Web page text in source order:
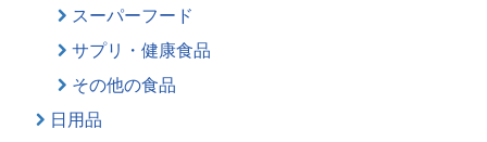
スーパーフード
サプリ・健康食品
その他の食品
日用品